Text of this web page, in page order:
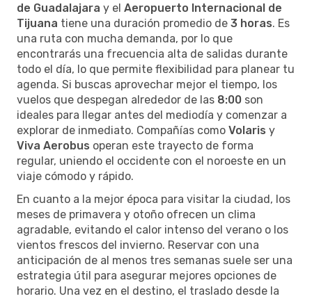
de Guadalajara y el Aeropuerto Internacional de
Tijuana tiene una duración promedio de 3 horas. Es
una ruta con mucha demanda, por lo que
encontrarás una frecuencia alta de salidas durante
todo el día, lo que permite flexibilidad para planear tu
agenda. Si buscas aprovechar mejor el tiempo, los
vuelos que despegan alrededor de las 8:00 son
ideales para llegar antes del mediodía y comenzar a
explorar de inmediato. Compañías como Volaris y
Viva Aerobus operan este trayecto de forma
regular, uniendo el occidente con el noroeste en un
viaje cómodo y rápido.
En cuanto a la mejor época para visitar la ciudad, los
meses de primavera y otoño ofrecen un clima
agradable, evitando el calor intenso del verano o los
vientos frescos del invierno. Reservar con una
anticipación de al menos tres semanas suele ser una
estrategia útil para asegurar mejores opciones de
horario. Una vez en el destino, el traslado desde la